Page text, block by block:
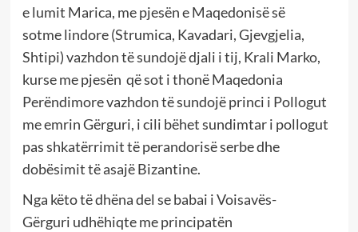
e lumit Marica, mepjesën e Maqedonisë së
sotme lindore(Strumica, Kavadari, Gjevgjelia,
Shtipi)vazhdon të sundojë djali itij, Krali Marko,
kurse me pjesën që sot i thonë Maqedonia
Perëndimore vazhdon të sundojë princi i Pollogut
me emrinGërguri, i cili bëhet sundimtar i pollogut
pas shkatërrimit të perandorisë serbe dhe
dobësimit të asajë Bizantine.
Nga këto të dhëna del sebabai i Voisavës-
Gërguri udhëhiqte meprincipatën